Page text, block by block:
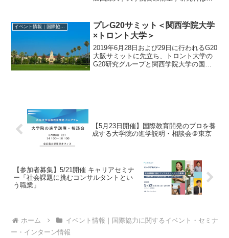
子保健分野における公衆衛生研究と政策
実装–子供たちの...
イベント情報｜国際協力に関するイベント・セミナー・インターン情報
プレG20サミット＜関西学院大学
×トロント大学＞
2019年6月28日および29日に行われるG20
大阪サミットに先立ち、トロント大学の
G20研究グループと関西学院大学の国
【5月23日開催】国際教育開発のプロを養
成する大学院の進学説明・相談会＠東京
【参加者募集】5/21開催 キャリアセミナ
ー「社会課題に挑むコンサルタントとい
う職業」
ホーム
イベント情報｜国際協力に関するイベント・セミナ
ー・インターン情報